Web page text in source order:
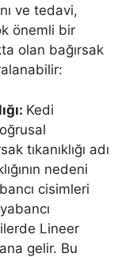
ve tedavi,
önemli bir
olan bağırsak
Kedi
tıkanıklığı adı
nedeni
cisimleri
Lineer
gelir. Bu